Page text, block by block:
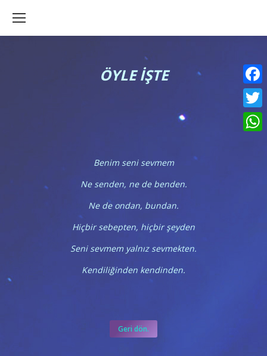
ÖYLE İŞTE
Benim seni sevmem
Ne senden, ne de benden.
Ne de ondan, bundan.
Hiçbir sebepten, hiçbir şeyden
Seni sevmem yalnız sevmekten.
Kendiliğinden kendinden.
Geri dön.